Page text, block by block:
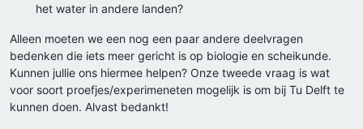
het water in andere landen?
Alleen moeten we een nog een paar andere deelvragen
bedenken die iets meer gericht is op biologie en scheikunde.
Kunnen jullie ons hiermee helpen? Onze tweede vraag is wat
voor soort proefjes/experimeneten mogelijk is om bij Tu Delft te
kunnen doen. Alvast bedankt!